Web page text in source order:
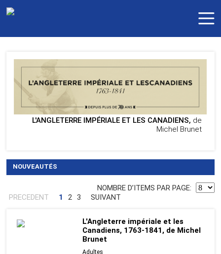
L'ANGLETERRE IMPÉRIALE ET LES CANADIENS, de
Michel Brunet
NOUVEAUTÉS
NOMBRE DʼITEMS PAR PAGE:
PRECEDENT
1 2 3 SUIVANT
L'Angleterre impériale et les
Canadiens, 1763-1841, de Michel
Brunet
Adultes